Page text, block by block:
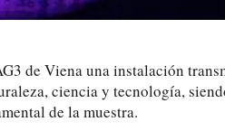
de Viena una instalación
ciencia y tecnología,
de la muestra.